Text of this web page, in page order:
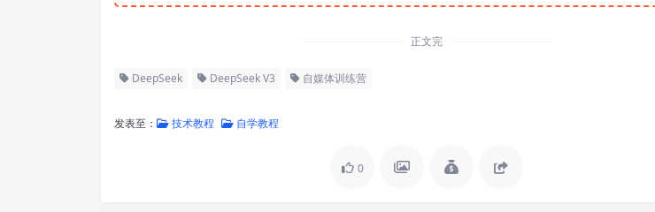
正文完
DeepSeek DeepSeek V3 自媒体训练营
发表至： 技术教程 自学教程
0